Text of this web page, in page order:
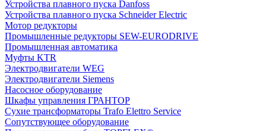
Устройства плавного пуска Danfoss
Устройства плавного пуска Schneider Electric
Мотор редукторы
Промышленные редукторы SEW-EURODRIVE
Промышленная автоматика
Муфты KTR
Электродвигатели WEG
Электродвигатели Siemens
Насосное оборудование
Шкафы управления ГРАНТОР
Сухие трансформаторы Trafo Elettro Service
Сопутствующее оборудование